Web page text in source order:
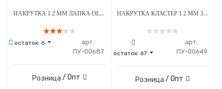
НАКРУТКА 1.2 ММ ЛАПКА OLIVE CRYSTAL ТИТАН
остаток:6
арт.:
ПУ-00687
Розница / Опт
НАКРУТКА КЛАСТЕР 1.2 ММ 3К SWAROVSKI CLEAR ОПАЛ OP-08 ТИТАН
остаток:67
арт.:
ПУ-00649
Розница / Опт